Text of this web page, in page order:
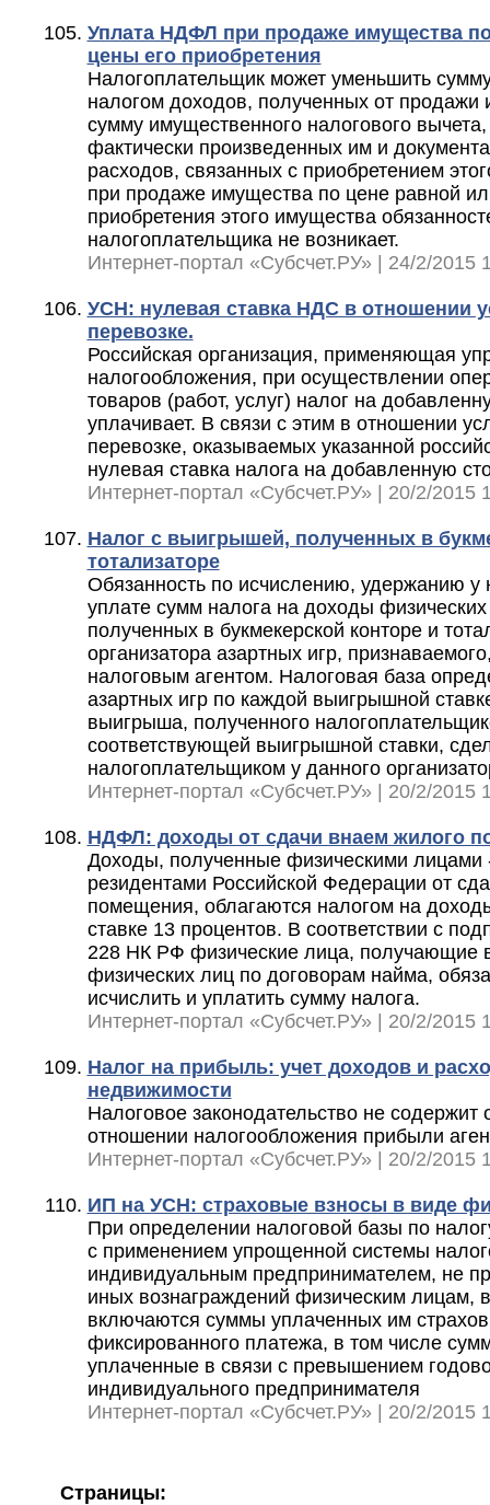
Уплата НДФЛ при продаже имущества
цены его приобретения
Налогоплательщик может уменьшить
налогом доходов, полученных от продажи
сумму имущественного налогового
фактически произведенных им и
расходов, связанных с приобретением
при продаже имущества по цене равной
приобретения этого имущества
налогоплательщика не возникает.
Интернет-портал «Субсчет.РУ» | 24/2/2015
УСН: нулевая ставка НДС в отношении
перевозке.
Российская организация, применяющая
налогообложения, при осуществлении
товаров (работ, услуг) налог на
уплачивает. В связи с этим в отношении
перевозке, оказываемых указанной
нулевая ставка налога на добавленную
Интернет-портал «Субсчет.РУ» | 20/2/2015
Налог с выигрышей, полученных в
тотализаторе
Обязанность по исчислению, удержанию у
уплате сумм налога на доходы
полученных в букмекерской конторе и
организатора азартных игр,
налоговым агентом. Налоговая база
азартных игр по каждой выигрышной
выигрыша, полученного
соответствующей выигрышной ставки,
налогоплательщиком у данного
Интернет-портал «Субсчет.РУ» | 20/2/2015
НДФЛ: доходы от сдачи внаем жилого
Доходы, полученные физическими лицами
резидентами Российской Федерации от
помещения, облагаются налогом на
ставке 13 процентов. В соответствии с
228 НК РФ физические лица, получающие
физических лиц по договорам найма,
исчислить и уплатить сумму налога.
Интернет-портал «Субсчет.РУ» | 20/2/2015
Налог на прибыль: учет доходов и
недвижимости
Налоговое законодательство не содержит
отношении налогообложения прибыли
Интернет-портал «Субсчет.РУ» | 20/2/2015
ИП на УСН: страховые взносы в виде
При определении налоговой базы по
с применением упрощенной системы
индивидуальным предпринимателем, не
иных вознаграждений физическим лицам,
включаются суммы уплаченных им
фиксированного платежа, в том числе
уплаченные в связи с превышением
индивидуального предпринимателя
Интернет-портал «Субсчет.РУ» | 20/2/2015
Страницы: